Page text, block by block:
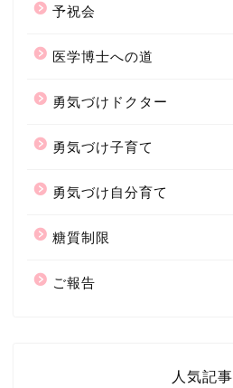
予祝会
医学博士への道
勇気づけドクター
勇気づけ子育て
勇気づけ自分育て
糖質制限
ご報告
人気記事